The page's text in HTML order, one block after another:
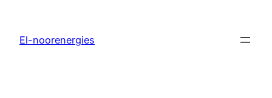
El-noorenergies